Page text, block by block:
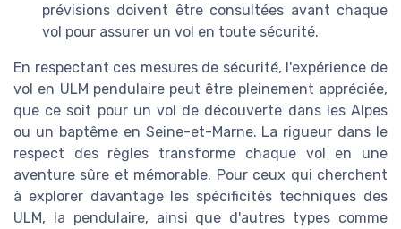
prévisions doivent être consultées avant chaque
vol pour assurer un vol en toute sécurité.
En respectant ces mesures de sécurité, l'expérience de
vol en ULM pendulaire peut être pleinement appréciée,
que ce soit pour un vol de découverte dans les Alpes
ou un baptême en Seine-et-Marne. La rigueur dans le
respect des règles transforme chaque vol en une
aventure sûre et mémorable. Pour ceux qui cherchent
à explorer davantage les spécificités techniques des
ULM, la pendulaire, ainsi que d'autres types comme